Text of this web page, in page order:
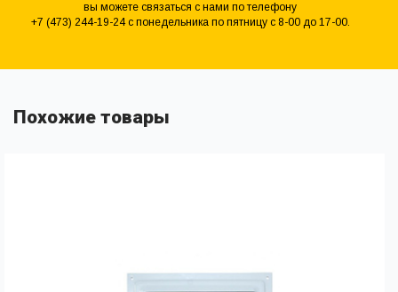
вы можете связаться с нами по телефону
+7 (473) 244-19-24 с понедельника по пятницу с 8-00 до 17-00.
Похожие товары